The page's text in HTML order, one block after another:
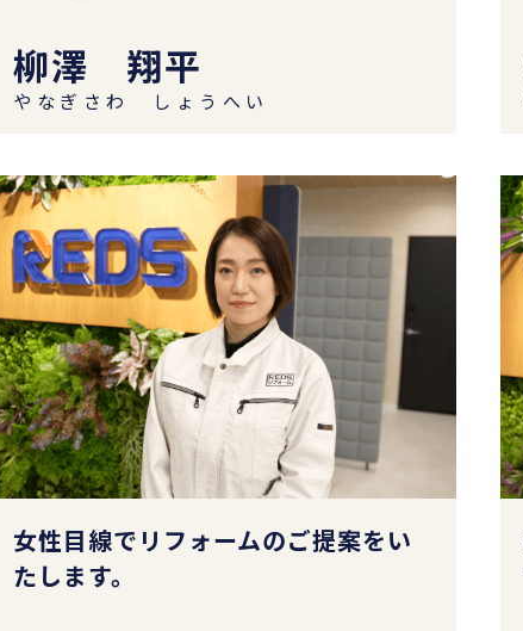
柳澤 翔平
やなぎさわ しょうへい
女性目線でリフォームのご提案をい
たします。